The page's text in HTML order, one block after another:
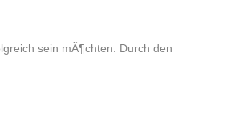
sein mÃ¶chten. Durch den